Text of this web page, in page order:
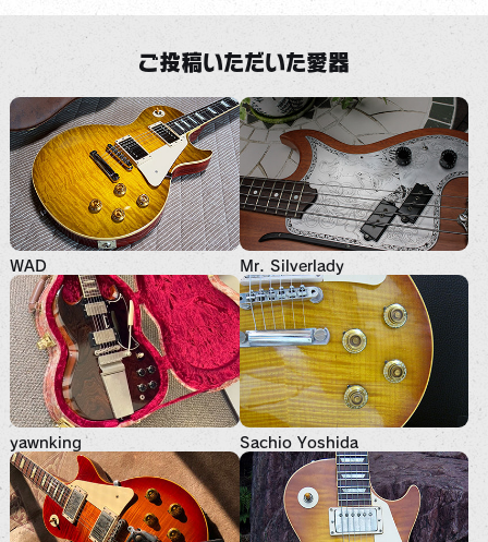
ご投稿いただいた愛器
WAD Mr. Silverlady
yawnking Sachio Yoshida